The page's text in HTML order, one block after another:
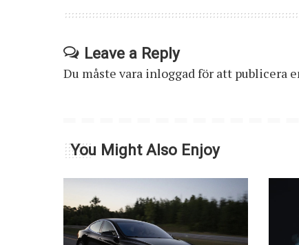
Leave a Reply
Du måste vara inloggadför att publicera
You Might Also Enjoy